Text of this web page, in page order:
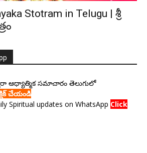
Stotram in Telugu | శ్రీ
ఆధ్యాత్మిక సమాచారం తెలుగులో
చేయండి
Spiritual updates on WhatsApp Click